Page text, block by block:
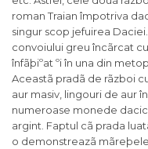
roman Traian împotriva
singur scop jefuirea
convoiului greu încãrcat
înfãþiºat ºi în una din
Aceastã pradã de rãzboi
aur masiv, lingouri de aur
numeroase monede
argint. Faptul cã prada
o demonstreazã